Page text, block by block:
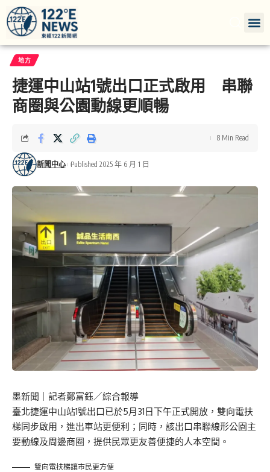
地方
捷運中山站1號出口正式啟用 串聯
商圈與公園動線更順暢
新聞中心 Published 2025 年 6 月 1 日
8 Min Read
墨新聞 ｜記者鄭富鈺／綜合報導
臺北捷運中山站1號出口已於5月31日下午正式開放，雙向電扶
梯同步啟用，進出車站更便利；同時，該出口串聯線形公園主
要動線及周邊商圈，提供民眾更友善便捷的人本空間。
雙向電扶梯讓市民更方便